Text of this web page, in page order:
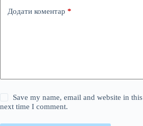
Додати коментар *
Save my name, email and website in
next time I comment.